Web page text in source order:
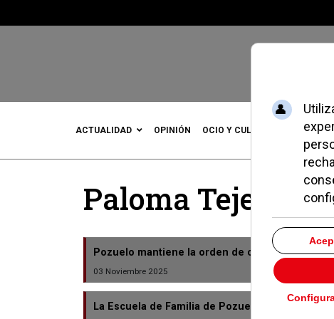
ACTUALIDAD OPINIÓN OCIO Y CULTURA DEPORTES
Paloma Tejero
Pozuelo mantiene la orden de cierre del
03 Noviembre 2025
La Escuela de Familia de Pozuelo refuerza su